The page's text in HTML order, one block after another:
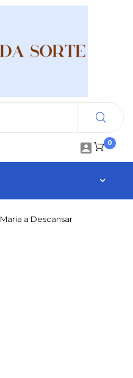
0

Maria a Descansar